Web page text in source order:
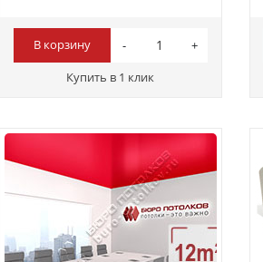
В корзину
Купить в 1 клик